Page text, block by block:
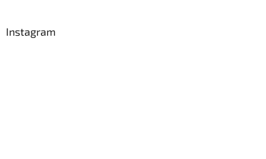
Instagram